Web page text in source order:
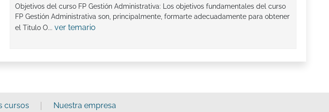
Objetivos del curso FP Gestión Administrativa: Los objetivos fundamentales del curso
FP Gestión Administrativa son, principalmente, formarte adecuadamente para obtener
el Titulo O... ver temario
cursos Nuestra empresa